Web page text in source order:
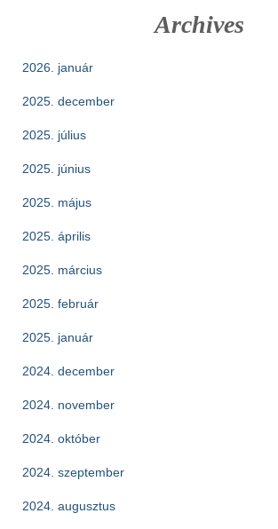
Archives
2026. január
2025. december
2025. július
2025. június
2025. május
2025. április
2025. március
2025. február
2025. január
2024. december
2024. november
2024. október
2024. szeptember
2024. augusztus